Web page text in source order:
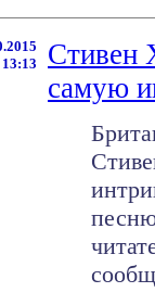
13:13
Стивен
самую